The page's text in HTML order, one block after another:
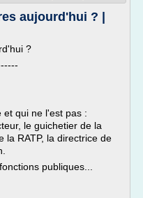
aujourd'hui ? |
?
et qui ne l'est pas :
le guichetier de la
la RATP, la directrice de
publiques...